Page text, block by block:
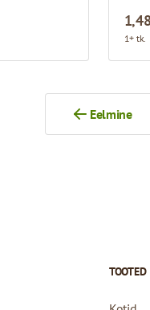
1+ tk.
Eelmine
TOOTED